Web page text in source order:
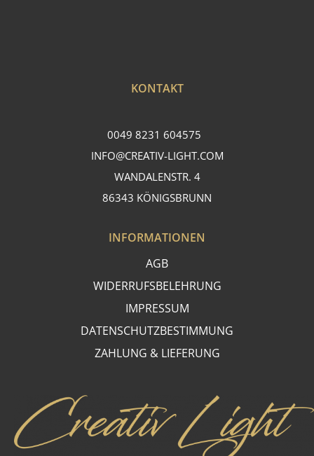
KONTAKT
0049 8231 604575
INFO@CREATIV-LIGHT.COM
WANDALENSTR. 4
86343 KÖNIGSBRUNN
INFORMATIONEN
AGB
WIDERRUFSBELEHRUNG
IMPRESSUM
DATENSCHUTZBESTIMMUNG
ZAHLUNG & LIEFERUNG